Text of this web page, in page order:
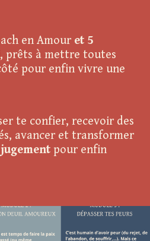
en Amour et 5
, prêts à mettre toutes
pour enfin vivre une
te confier, recevoir des
avancer et transformer
pour enfin